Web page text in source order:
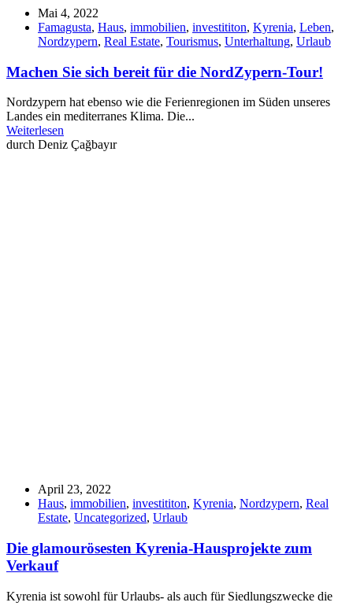
Mai 4, 2022
Famagusta, Haus, immobilien, investititon, Kyrenia, Leben,
Nordzypern, Real Estate, Tourismus, Unterhaltung, Urlaub
Machen Sie sich bereit für die NordZypern-Tour!
Nordzypern hat ebenso wie die Ferienregionen im Süden unseres
Landes ein mediterranes Klima. Die...
Weiterlesen
durch Deniz Çağbayır
April 23, 2022
Haus, immobilien, investititon, Kyrenia, Nordzypern, Real
Estate, Uncategorized, Urlaub
Die glamourösesten Kyrenia-Hausprojekte zum
Verkauf
Kyrenia ist sowohl für Urlaubs- als auch für Siedlungszwecke die